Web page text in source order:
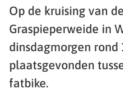
Op de kruising van
Graspieperweide in
dinsdagmorgen
plaatsgevonden
fatbike.